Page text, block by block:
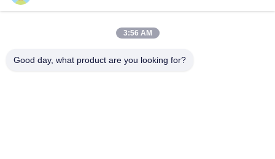
коричневый крен
3:56 AM
Good day, what product are you looking for?